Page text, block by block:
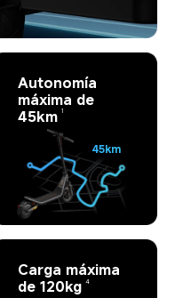
Autonomía
máxima de
45km 1
45km
Carga máxima
de 120kg 4